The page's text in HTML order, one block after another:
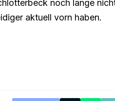
noch lange
aktuell vorn haben.